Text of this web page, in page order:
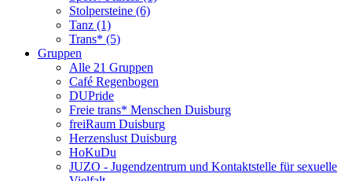
Stolpersteine (6)
Tanz (1)
Trans* (5)
Gruppen
Alle 21 Gruppen
Café Regenbogen
DUPride
Freie trans* Menschen Duisburg
freiRaum Duisburg
Herzenslust Duisburg
HoKuDu
JUZO - Jugendzentrum und Kontaktstelle für sexuelle